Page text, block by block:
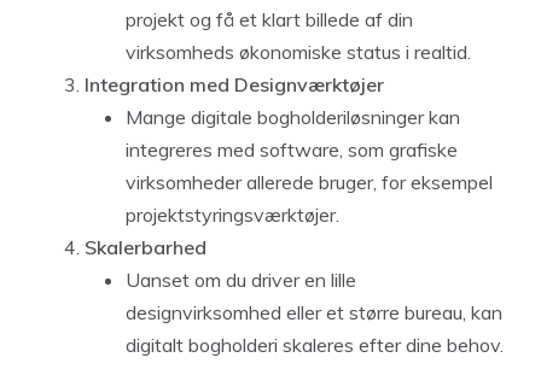
projekt og få et klart billede af din
virksomheds økonomiske status i realtid.
Integration med Designværktøjer
Mange digitale bogholderiløsninger kan
integreres med software, som grafiske
virksomheder allerede bruger, for eksempel
projektstyringsværktøjer.
Skalerbarhed
Uanset om du driver en lille
designvirksomhed eller et større bureau, kan
digitalt bogholderi skaleres efter dine behov.